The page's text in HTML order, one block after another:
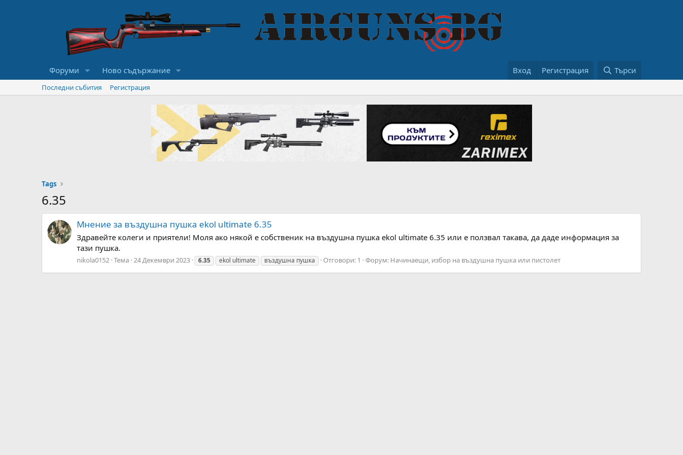
Форуми Ново съдържание Вход Регистрация Търси
Последни събития Регистрация
Tags
6.35
Мнение за въздушна пушка ekol ultimate 6.35
Здравейте колеги и приятели! Моля ако някой е собственик на въздушна пушка ekol ultimate 6.35 или е ползвал такава, да даде информация за
тази пушка.
nikola0152 Тема 24 Декември 2023 6.35 ekol ultimate въздушна пушка Отговори: 1 Форум: Начинаещи, избор на въздушна пушка или пистолет